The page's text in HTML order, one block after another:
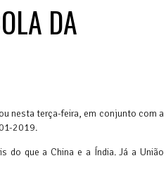
DA
nesta terça-feira, em conjunto com a
2019.
do que a China e a Índia. Já a União